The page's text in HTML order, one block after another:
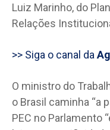
Luiz Marinho, do
Relações
>> Siga o canal da
O ministro do
o Brasil caminha “a
PEC no Parlamento